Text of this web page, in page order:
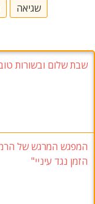
שגיאה
שבת שלום ובשורות
המפגש המרגש של
הזמן נגד עיניי"